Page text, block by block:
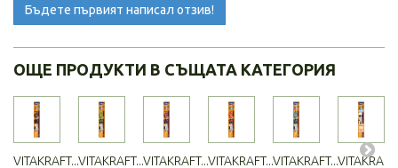
Бъдете първият написал отзив!
ОЩЕ ПРОДУКТИ В СЪЩАТА КАТЕГОРИЯ
VITAKRAFT...VITAKRAFT...VITAKRAFT...VITAKRAFT...VITAKRAFT...